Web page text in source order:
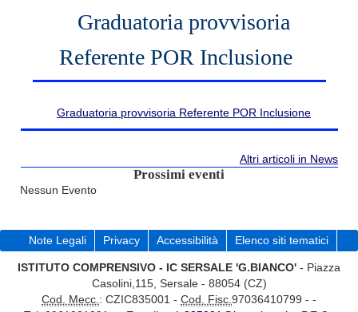
Graduatoria provvisoria
Referente POR Inclusione
Graduatoria provvisoria Referente POR Inclusione
Altri articoli in News
Prossimi eventi
Nessun Evento
Note Legali Privacy Accessibilità Elenco siti tematici
ISTITUTO COMPRENSIVO - IC SERSALE 'G.BIANCO' - Piazza
Casolini,115, Sersale - 88054 (CZ)
Cod. Mecc. : CZIC835001 - Cod. Fisc. 97036410799 - -